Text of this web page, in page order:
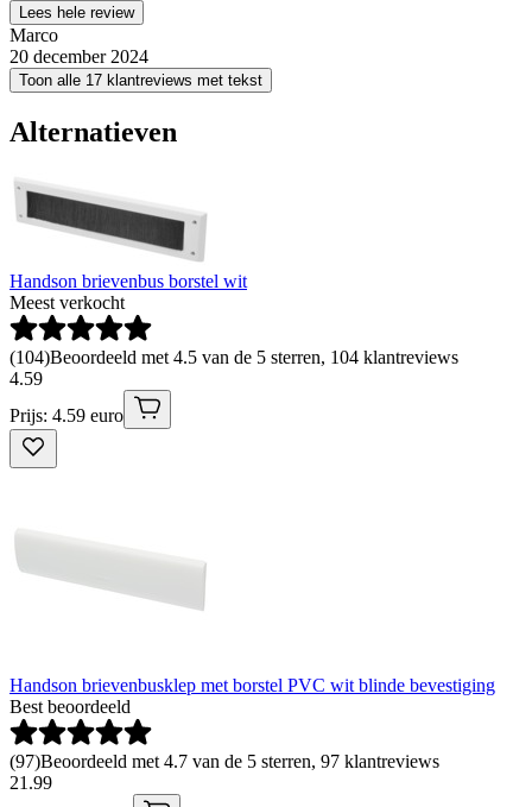
Lees hele review
Marco
20 december 2024
Toon alle 17 klantreviews met tekst
Alternatieven
Handson brievenbus borstel wit
Meest verkocht
(104)Beoordeeld met 4.5 van de 5 sterren, 104 klantreviews
4.59
Prijs: 4.59 euro
Handson brievenbusklep met borstel PVC wit blinde bevestiging
Best beoordeeld
(97)Beoordeeld met 4.7 van de 5 sterren, 97 klantreviews
21 .99